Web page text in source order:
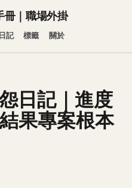
冊｜職場外掛
記 標籤 關於
日記｜進度
果專案根本